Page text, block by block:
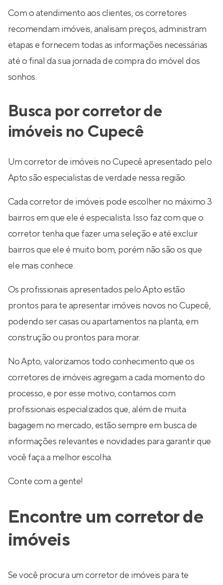
Com o atendimento aos clientes, os corretores
recomendam imóveis, analisam preços, administram
etapas e fornecem todas as informações necessárias
até o final da sua jornada de compra do imóvel dos
sonhos.
Busca por corretor de
imóveis no Cupecê
Um corretor de imóveis no Cupecê apresentado pelo
Apto são especialistas de verdade nessa região.
Cada corretor de imóveis pode escolher no máximo 3
bairros em que ele é especialista. Isso faz com que o
corretor tenha que fazer uma seleção e até excluir
bairros que ele é muito bom, porém não são os que
ele mais conhece.
Os profissionais apresentados pelo Apto estão
prontos para te apresentar imóveis novos no Cupecê,
podendo ser casas ou apartamentos na planta, em
construção ou prontos para morar.
No Apto, valorizamos todo conhecimento que os
corretores de imóveis agregam a cada momento do
processo, e por esse motivo, contamos com
profissionais especializados que, além de muita
bagagem no mercado, estão sempre em busca de
informações relevantes e novidades para garantir que
você faça a melhor escolha.
Conte com a gente!
Encontre um corretor de
imóveis
Se você procura um corretor de imóveis para te